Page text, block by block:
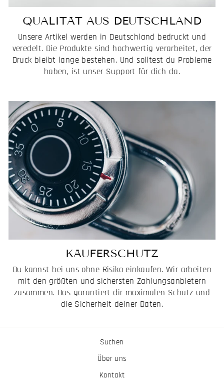
QUALITÄT AUS DEUTSCHLAND
Unsere Artikel werden in Deutschland bedruckt und
veredelt. Die Produkte sind hochwertig verarbeitet, der
Druck bleibt lange bestehen. Und solltest du Probleme
haben, ist unser Support für dich da.
KÄUFERSCHUTZ
Du kannst bei uns ohne Risiko einkaufen. Wir arbeiten
mit den größten und sichersten Zahlungsanbietern
zusammen. Das garantiert dir maximalen Schutz und
die Sicherheit deiner Daten.
Suchen
Über uns
Kontakt